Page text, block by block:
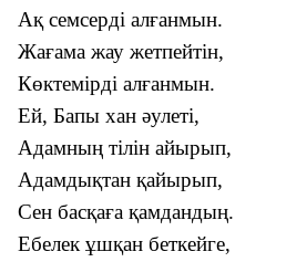
Ақ семсерді алғанмын.
Жағама жау жетпейтін,
Көктемірді алғанмын.
Ей, Бапы хан әулеті,
Адамның тілін айырып,
Адамдықтан қайырып,
Сен басқаға қамдандың.
Ебелек ұшқан беткейге,